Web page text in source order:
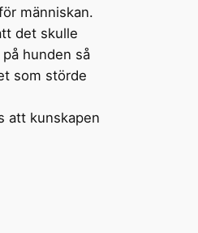
människan.
det skulle
hunden så
som störde
att kunskapen